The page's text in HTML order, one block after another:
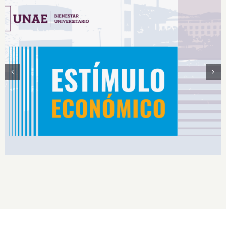
Estímulos Económicos para Deportistas de Alto
Rendimiento IS2026